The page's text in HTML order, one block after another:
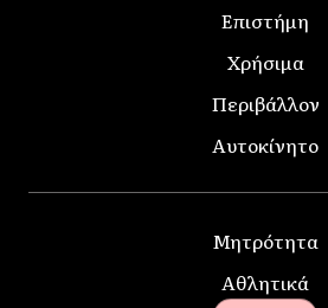
Επιστήμη
Χρήσιμα
Περιβάλλον
Αυτοκίνητο
Μητρότητα
Αθλητικά